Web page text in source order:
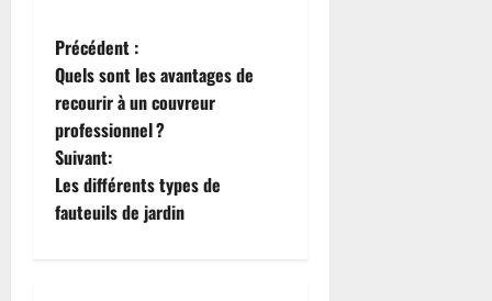
N
a
v
i
Précédent :
Quels sont les avantages de
recourir à un couvreur
professionnel ?
Suivant:
Les différents types de
fauteuils de jardin